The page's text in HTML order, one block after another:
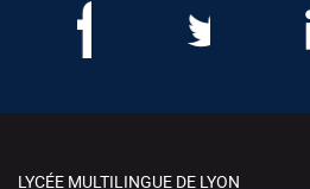
LYCÉE MULTILINGUE DE LYON